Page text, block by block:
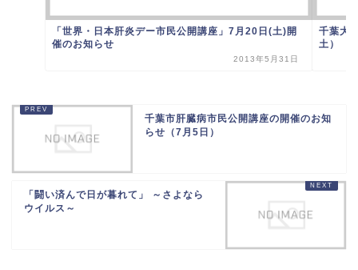
「世界・日本肝炎デー市民公開講座」7月20日(土)開
催のお知らせ
2013年5月31日
千葉大
土）
千葉市肝臓病市民公開講座の開催のお知
らせ（7月5日）
「闘い済んで日が暮れて」 ～さよなら
ウイルス～